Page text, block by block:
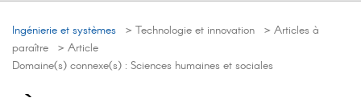
Ingénierie et systèmes > Technologie et innovation > Articles à
paraître > Article
Domaine(s) connexe(s) : Sciences humaines et sociales